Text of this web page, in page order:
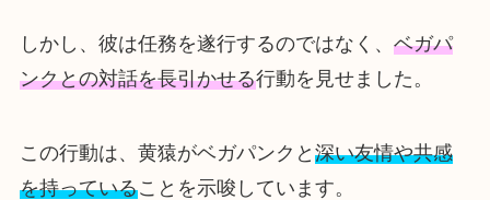
しかし、彼は任務を遂行するのではなく、 ベガパ
ンクとの対話を長引かせる行動を見せました。
この行動は、黄猿がベガパンクと 深い友情や共感
を持っていることを示唆しています。